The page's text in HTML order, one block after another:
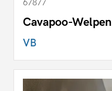
Cavapoo-Welpen
VB